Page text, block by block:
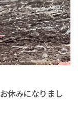
休みになりまし